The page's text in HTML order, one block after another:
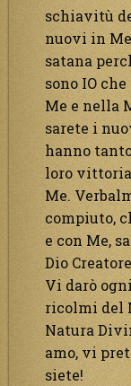
schiavitù
nuovi in
satana
sono IO
Me e nella
sarete i
hanno
loro
Me.
compiuto,
e con Me,
Dio
Vi darò
ricolmi del
Natura
amo, vi
siete!